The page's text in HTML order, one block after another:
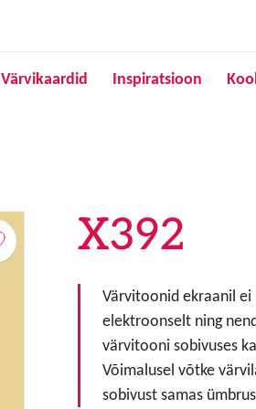
Värvikaardid Inspiratsioon
X392
Värvitoonid ekraanil
elektroonselt ning
värvitooni sobivuses
Võimalusel võtke
sobivust samas